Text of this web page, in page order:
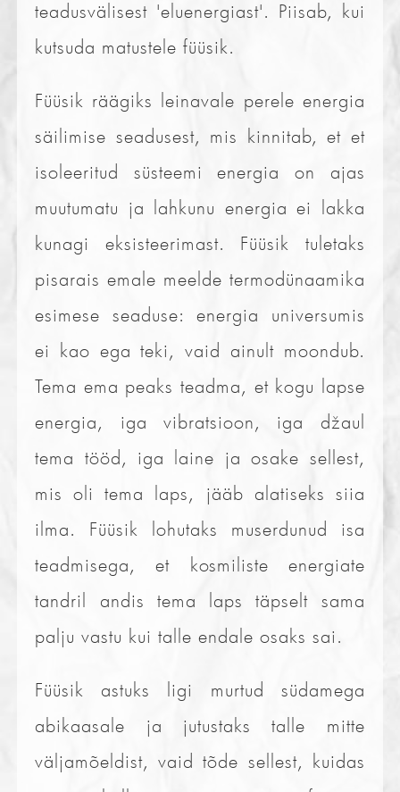
teadusvälisest 'eluenergiast'. Piisab, kui
kutsuda matustele füüsik.
Füüsik räägiks leinavale perele energia
säilimise seadusest, mis kinnitab, et et
isoleeritud süsteemi energia on ajas
muutumatu ja lahkunu energia ei lakka
kunagi eksisteerimast. Füüsik tuletaks
pisarais emale meelde termodünaamika
esimese seaduse: energia universumis
ei kao ega teki, vaid ainult moondub.
Tema ema peaks teadma, et kogu lapse
energia, iga vibratsioon, iga džaul
tema tööd, iga laine ja osake sellest,
mis oli tema laps, jääb alatiseks siia
ilma. Füüsik lohutaks muserdunud isa
teadmisega, et kosmiliste energiate
tandril andis tema laps täpselt sama
palju vastu kui talle endale osaks sai.
Füüsik astuks ligi murtud südamega
abikaasale ja jutustaks talle mitte
väljamõeldist, vaid tõde sellest, kuidas